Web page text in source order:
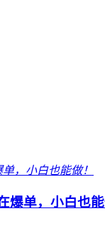
爆单，小白也